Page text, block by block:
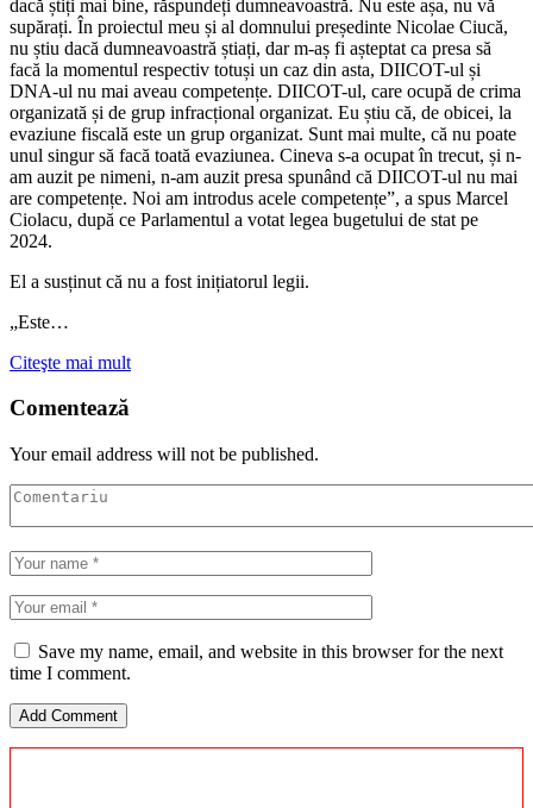
dacă știți mai bine, răspundeți dumneavoastră. Nu este așa, nu vă
supărați. În proiectul meu și al domnului președinte Nicolae Ciucă,
nu știu dacă dumneavoastră știați, dar m-aș fi așteptat ca presa să
facă la momentul respectiv totuși un caz din asta, DIICOT-ul și
DNA-ul nu mai aveau competențe. DIICOT-ul, care ocupă de crima
organizată și de grup infracțional organizat. Eu știu că, de obicei, la
evaziune fiscală este un grup organizat. Sunt mai multe, că nu poate
unul singur să facă toată evaziunea. Cineva s-a ocupat în trecut, și n-
am auzit pe nimeni, n-am auzit presa spunând că DIICOT-ul nu mai
are competențe. Noi am introdus acele competențe”, a spus Marcel
Ciolacu, după ce Parlamentul a votat legea bugetului de stat pe
2024.
El a susținut că nu a fost inițiatorul legii.
„Este…
Citeşte mai mult
Comentează
Your email address will not be published.
Save my name, email, and website in this browser for the next
time I comment.